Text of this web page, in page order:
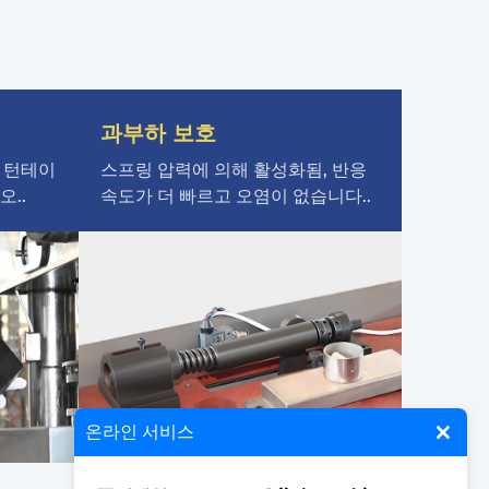
×
온라인 서비스
테이
..
과부하 보호
스프링 압력에 의해 활성화됨, 반응
속도가 더 빠르고 오염이 없습니다..